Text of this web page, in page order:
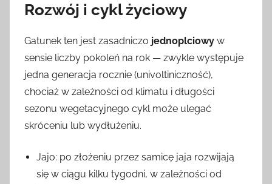
Rozwój i cykl życiowy
Gatunek ten jest zasadniczo jednoplciowy w
sensie liczby pokoleń na rok — zwykle występuje
jedna generacja rocznie (univoltiniczność),
chociaż w zależności od klimatu i długości
sezonu wegetacyjnego cykl może ulegać
skróceniu lub wydłużeniu.
Jajo: po złożeniu przez samicę jaja rozwijają
się w ciągu kilku tygodni, w zależności od